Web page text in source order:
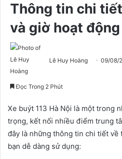
Thông tin chi
và giờ hoạt động
Lê Huy Hoàng 09/08/
Đọc Trong 2 Phút
Xe buýt 113 Hà Nội là một trong
trọng, kết nối nhiều điểm trung
đây là những thông tin chi tiết về
bạn dễ dàng sử dụng: